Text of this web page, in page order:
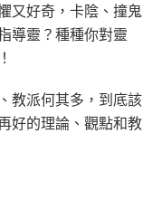
又好奇，卡陰、撞鬼
導靈？種種你對靈
教派何其多，到底該
好的理論、觀點和教